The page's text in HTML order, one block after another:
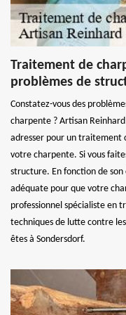
Traitement de
problèmes de
Constatez-vous des
charpente ? Artisan
adresser pour un traitement
votre charpente. Si vous
structure. En fonction de
adéquate pour que votre
professionnel spécialiste en
techniques de lutte contre
êtes à Sondersdorf.